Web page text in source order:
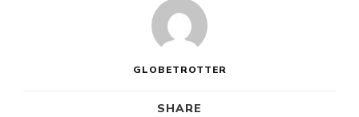
GLOBETROTTER
SHARE